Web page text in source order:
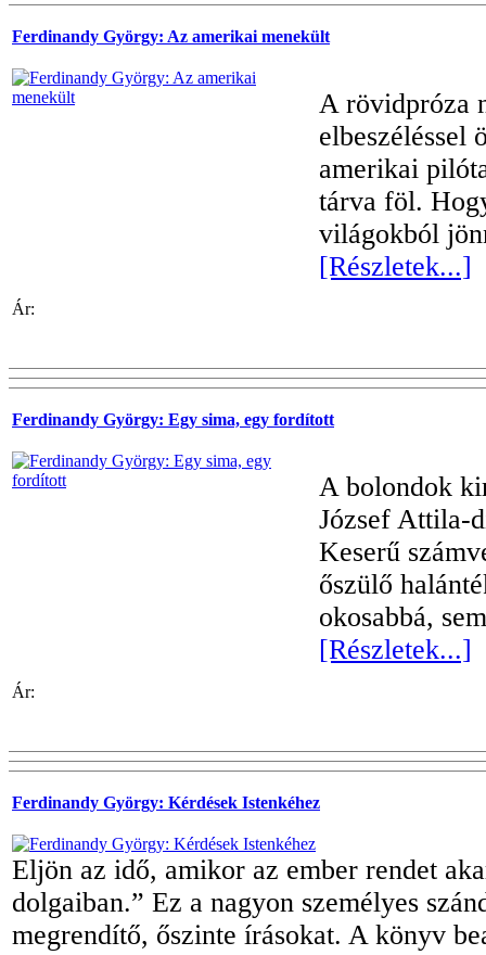
Ferdinandy György: Az amerikai menekült
A rövidpróza
elbeszéléssel
amerikai
tárva föl.
világokból
[Részletek...]
Ár:
Ferdinandy György: Egy sima, egy fordított
A bolondok
József Attila-
Keserű
őszülő
okosabbá,
[Részletek...]
Ár:
Ferdinandy György: Kérdések Istenkéhez
Eljön az idő, amikor az ember rendet
dolgaiban.” Ez a nagyon személyes
megrendítő, őszinte írásokat. A könyv